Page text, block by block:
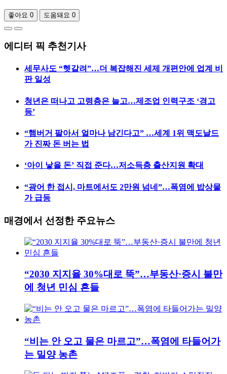
좋아요 0 도움돼요 0
에디터 픽 추천기사
세무사도 “헷갈려”…더 복잡해진 세제 개편안에 업계 비
판 일성
청년은 떠나고 고령층은 늘고…제조업 인력구조 ‘경고
등’
“햄버거 팔아서 얼마나 남긴다고” …세계 1위 맥도날드
가 진짜 돈 버는 법
‘아이 낳을 돈’ 직접 준다…저소득층 출산지원 확대
“광어 한 접시, 마트에서도 2만원 넘네”…폭염에 밥상물
가 급등
매경에서 선정한 주요뉴스
“2030 지지율 30%대로 뚝”…부동산·증시 불만
에 청년 민심 흔들
“비는 안 오고 물은 마르고”…폭염에 타들어가
는 밀양 농촌